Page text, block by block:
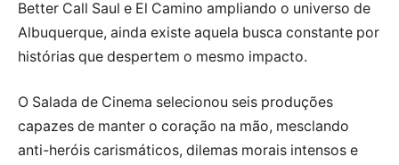
Better Call Saul e El Camino ampliando o universo de
Albuquerque, ainda existe aquela busca constante por
histórias que despertem o mesmo impacto.
O Salada de Cinema selecionou seis produções
capazes de manter o coração na mão, mesclando
anti-heróis carismáticos, dilemas morais intensos e